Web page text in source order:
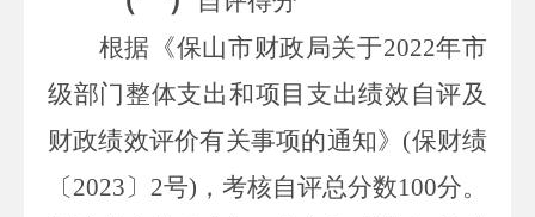
根据 《保山市财政局关于2022年市
级部门整体支出和项目支出绩效自评及
财政绩效评价有关事项的通知》 (保财绩
〔2023〕 2号) ，考核自评总分数100分。